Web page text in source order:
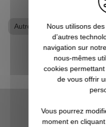
Autres AnimésNous utilisons
d’autres
navigation sur
nous-mêmes
cookies
de vous offrir
Vous pourrez
moment en